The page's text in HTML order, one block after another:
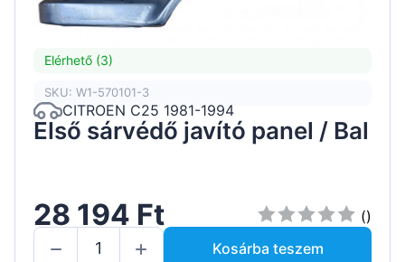
Elérhető (3)
SKU: W1-570101-3
CITROEN C25 1981-1994
Első sárvédő javító panel / Bal
28 194 Ft
()
Kosárba teszem